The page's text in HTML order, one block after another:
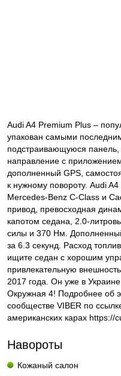
Audi A4 Premium Plus –
упакован самыми
подстраивающуюся
направление с
дополненный GPS,
к нужному повороту. Audi
Mercedes-Benz C-Class и
привод, превосходная
капотом седана, 2.0-
силы и 370 Нм.
за 6.3 секунд. Расход
ищите седан с хорошим
привлекательную
2017 года. Он уже в
Окружная 4! Подробнее об
сообществе VIBER по
американских карах https://
Навороты
Кожаный салон